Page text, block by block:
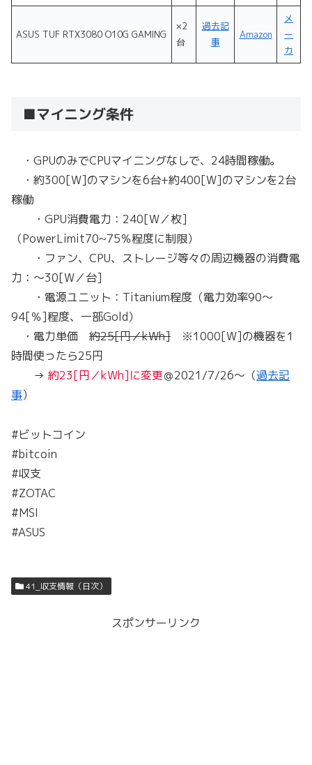
ASUS TUF RTX3080 O10G GAMING
×2
台
過去記
事
Amazon
メ
ー
カ
■マイニング条件
・GPUのみでCPUマイニングなしで、24時間稼働。
・約300[W]のマシンを6台+約400[W]のマシンを2台
稼働
・GPU消費電力：240[W／枚]
（PowerLimit70~75％程度に制限）
・ファン、CPU、ストレージ等々の周辺機器の消費電
力：～30[W／台]
・電源ユニット：Titanium程度（電力効率90～
94[％]程度、一部Gold）
・電力単価 約25[円／kWh] ※1000[W]の機器を1
時間使ったら25円
→ 約23[円／kWh]に変更＠2021/7/26～（過去記
事）
#ビットコイン
#bitcoin
#収支
#ZOTAC
#MSI
#ASUS
41_収支情報（日次）
スポンサーリンク